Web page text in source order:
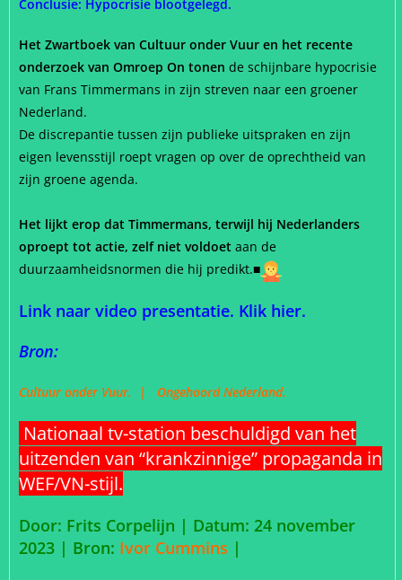
Conclusie: Hypocrisie blootgelegd.
Het Zwartboek van Cultuur onder Vuur en het recente
onderzoek van Omroep On tonen de schijnbare hypocrisie
van Frans Timmermans in zijn streven naar een groener
Nederland.
De discrepantie tussen zijn publieke uitspraken en zijn
eigen levensstijl roept vragen op over de oprechtheid van
zijn groene agenda.
Het lijkt erop dat Timmermans, terwijl hij Nederlanders
oproept tot actie, zelf niet voldoet aan de
duurzaamheidsnormen die hij predikt.■
Link naar video presentatie. Klik hier.
Bron:
Cultuur onder Vuur. | Ongehoord Nederland.
Nationaal tv-station beschuldigd van het
uitzenden van “krankzinnige” propaganda in
WEF/VN-stijl.
Door: Frits Corpelijn | Datum: 24 november
2023 | Bron: Ivor Cummins |